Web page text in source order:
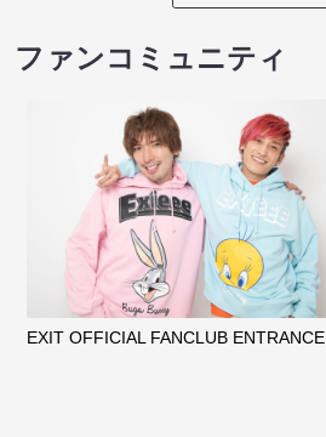
ファンコミュニティ
EXIT OFFICIAL FANCLUB ENTRANCE